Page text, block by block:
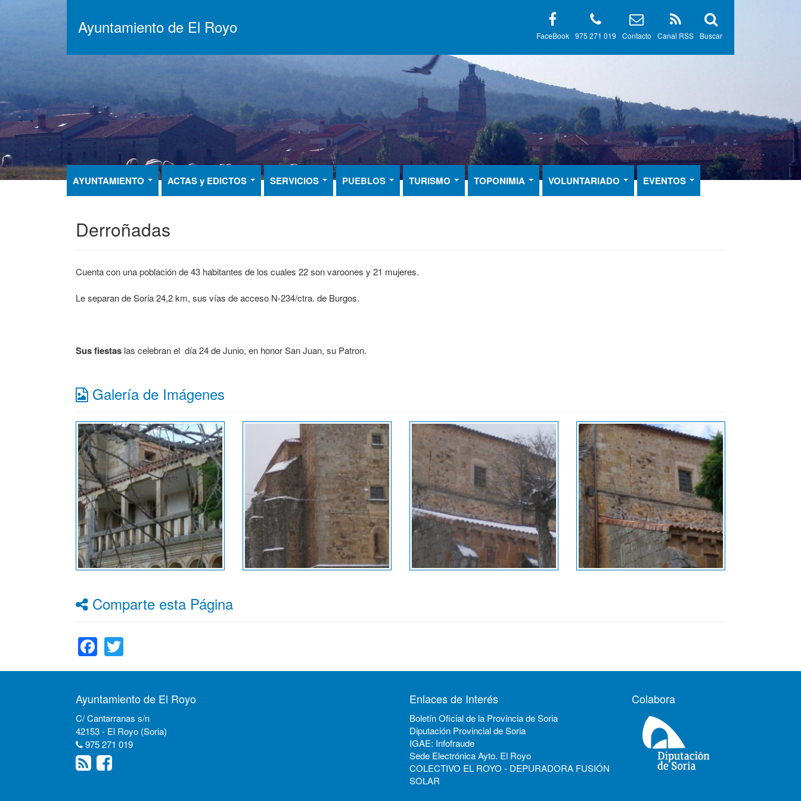
Ayuntamiento de El Royo Buscar
Canal RSS
Contacto
975 271 019
FaceBook
AYUNTAMIENTO ACTAS y EDICTOS SERVICIOS PUEBLOS TURISMO TOPONIMIA VOLUNTARIADO EVENTOS
Derroñadas
Cuenta con una población de 43 habitantes de los cuales 22 son varoones y 21 mujeres.
Le separan de Soria 24,2 km, sus vías de acceso N-234/ctra. de Burgos.
Sus fiestas las celebran el día 24 de Junio, en honor San Juan, su Patron.
Galería de Imágenes
Comparte esta Página
Facebook
Ayuntamiento de El Royo
C/ Cantarranas s/n
42153 - El Royo (Soria)
975 271 019
Enlaces de Interés
Boletín Oficial de la Provincia de Soria
Diputación Provincial de Soria
IGAE: Infofraude
Sede Electrónica Ayto. El Royo
COLECTIVO EL ROYO - DEPURADORA FUSIÓN
SOLAR
Colabora